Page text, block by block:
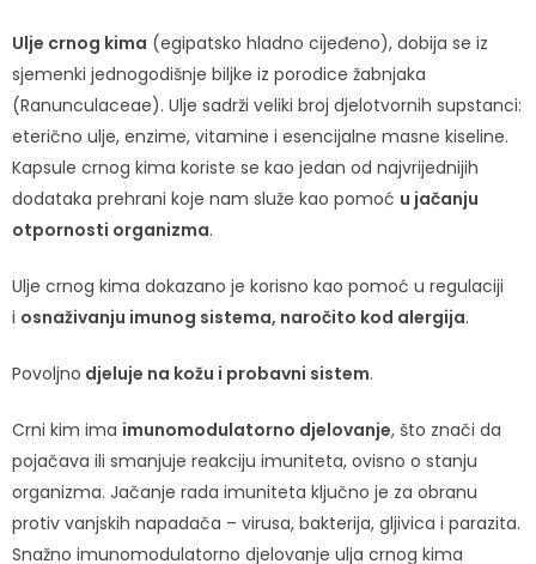
Ulje crnog kima (egipatsko hladno cijeđeno), dobija se iz
sjemenki jednogodišnje biljke iz porodice žabnjaka
(Ranunculaceae). Ulje sadrži veliki broj djelotvornih supstanci:
eterično ulje, enzime, vitamine i esencijalne masne kiseline.
Kapsule crnog kima koriste se kao jedan od najvrijednijih
dodataka prehrani koje nam služe kao pomoć u jačanju
otpornosti organizma.
Ulje crnog kima dokazano je korisno kao pomoć u regulaciji
i osnaživanju imunog sistema, naročito kod alergija.
Povoljno djeluje na kožu i probavni sistem.
Crni kim ima imunomodulatorno djelovanje, što znači da
pojačava ili smanjuje reakciju imuniteta, ovisno o stanju
organizma. Jačanje rada imuniteta ključno je za obranu
protiv vanjskih napadača – virusa, bakterija, gljivica i parazita.
Snažno imunomodulatorno djelovanje ulja crnog kima